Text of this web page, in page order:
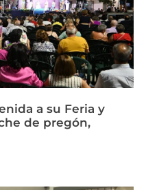
a su Feria y
de pregón,